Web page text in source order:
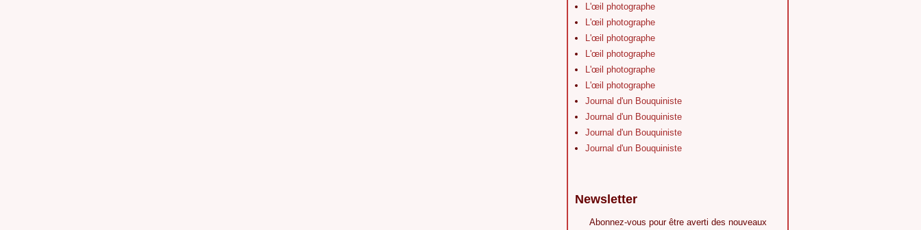
L'œil photographe
L'œil photographe
L'œil photographe
L'œil photographe
L'œil photographe
L'œil photographe
Journal d'un Bouquiniste
Journal d'un Bouquiniste
Journal d'un Bouquiniste
Journal d'un Bouquiniste
Newsletter
Abonnez-vous pour être averti des nouveaux